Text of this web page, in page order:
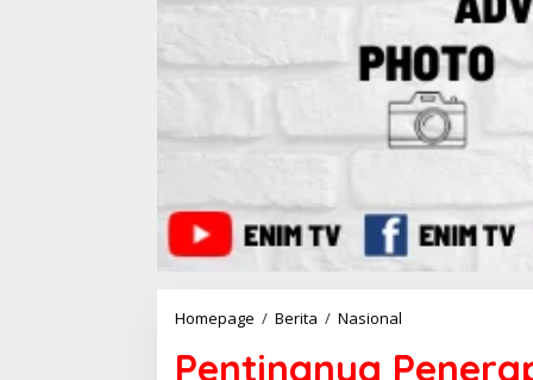
Homepage / Berita / Nasional
n
Pentingnya